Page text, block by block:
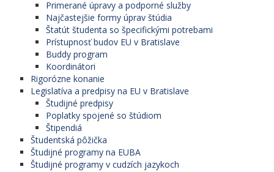
Primerané úpravy a podporné služby
Najčastejšie formy úprav štúdia
Štatút študenta so špecifickými potrebami
Prístupnosť budov EU v Bratislave
Buddy program
Koordinátori
Rigorózne konanie
Legislatíva a predpisy na EU v Bratislave
Študijné predpisy
Poplatky spojené so štúdiom
Štipendiá
Študentská pôžička
Študijné programy na EUBA
Študijné programy v cudzích jazykoch